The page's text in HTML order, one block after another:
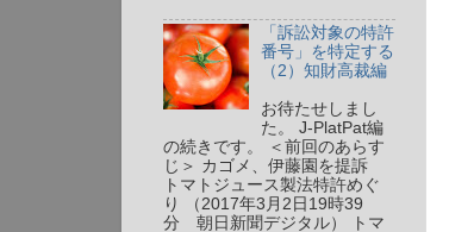
「訴訟対象の特許
番号」を特定する
（2）知財高裁編
お待たせしまし
た。 J-PlatPat編
の続きです。 ＜前回のあらす
じ＞ カゴメ、伊藤園を提訴
トマトジュース製法特許めぐ
り （2017年3月2日19時39
分 朝日新聞デジタル） トマ